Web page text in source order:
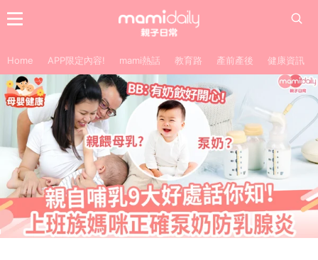
Home APP限定內容! mami熱話 教育路 產前產後 健康資訊